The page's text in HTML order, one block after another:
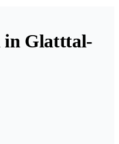
in Glatttal-